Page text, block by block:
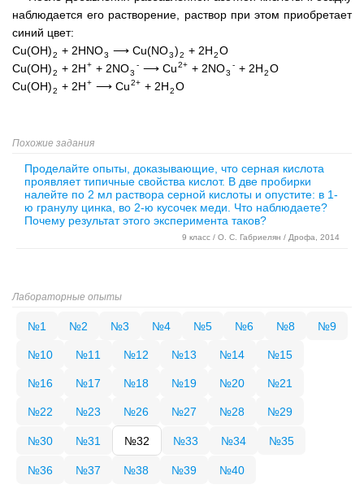
наблюдается его растворение, раствор при этом приобретает
синий цвет:
Cu(OH)2 + 2HNO3 ⟶ Cu(NO3)2 + 2H2O
Cu(OH)2 + 2H+ + 2NO3
- ⟶ Cu2+ + 2NO3
- + 2H2O
Cu(OH)2 + 2H+ ⟶ Cu2+ + 2H2O
Похожие задания
Проделайте опыты, доказывающие, что серная кислота
проявляет типичные свойства кислот. В две пробирки
налейте по 2 мл раствора серной кислоты и опустите: в 1-
ю гранулу цинка, во 2-ю кусочек меди. Что наблюдаете?
Почему результат этого эксперимента таков?
9 класс / О. С. Габриелян / Дрофа, 2014
Лабораторные опыты
№1 №2 №3 №4 №5 №6 №8 №9
№10 №11 №12 №13 №14 №15
№16 №17 №18 №19 №20 №21
№22 №23 №26 №27 №28 №29
№30 №31 №32 №33 №34 №35
№36 №37 №38 №39 №40